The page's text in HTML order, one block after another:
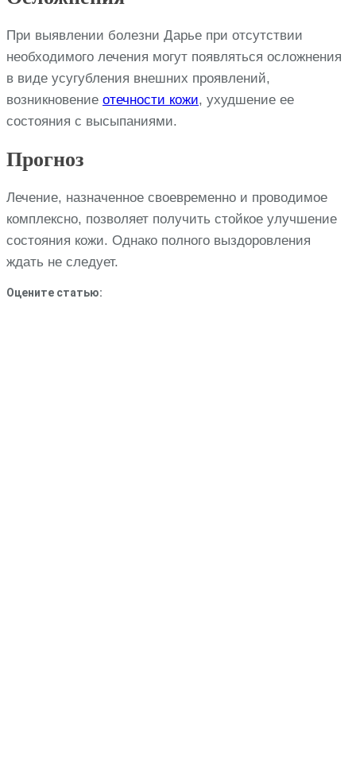
При выявлении болезни Дарье при отсутствии
необходимого лечения могут появляться осложнения
в виде усугубления внешних проявлений,
возникновение отечности кожи, ухудшение ее
состояния с высыпаниями.
Прогноз
Лечение, назначенное своевременно и проводимое
комплексно, позволяет получить стойкое улучшение
состояния кожи. Однако полного выздоровления
ждать не следует.
Оцените статью: